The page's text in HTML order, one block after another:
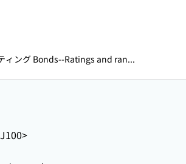
ィング Bonds--Ratings and ran...